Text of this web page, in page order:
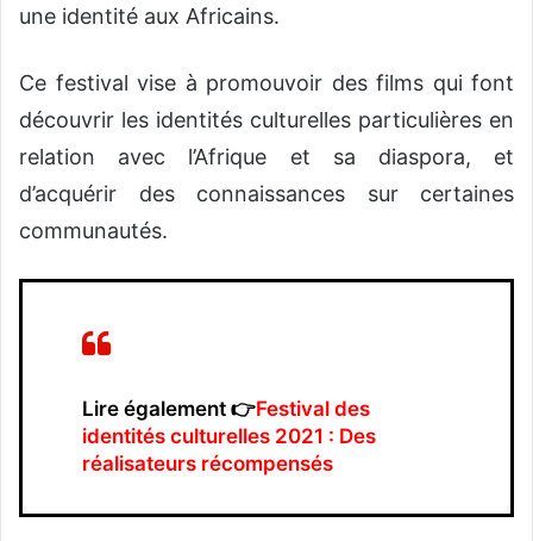
une identité aux Africains.
Ce festival vise à promouvoir des films qui font
découvrir les identités culturelles particulières en
relation avec l’Afrique et sa diaspora, et
d’acquérir des connaissances sur certaines
communautés.
Lire également 👉Festival des
identités culturelles 2021 : Des
réalisateurs récompensés